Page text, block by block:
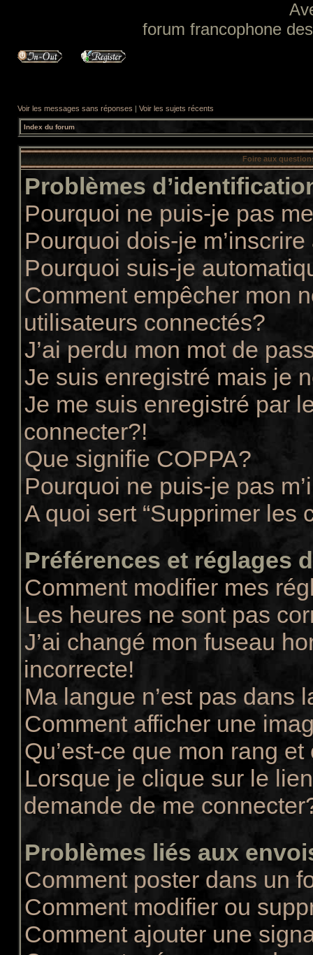
forum francophone
Voir les messages sans réponses | Voir les sujets récents
Index du forum
Foire aux
Problèmes
Pourquoi ne puis-je pas
Pourquoi dois-je
Pourquoi suis-je
Comment empêcher mon
utilisateurs connectés?
J’ai perdu mon mot de
Je suis enregistré mais je
Je me suis enregistré par
connecter?!
Que signifie COPPA?
Pourquoi ne puis-je pas
A quoi sert “Supprimer les
Préférences et réglages
Comment modifier mes
Les heures ne sont pas
J’ai changé mon fuseau
incorrecte!
Ma langue n’est pas dans
Comment afficher une
Qu’est-ce que mon rang
Lorsque je clique sur le
demande de me
Problèmes liés aux
Comment poster dans un
Comment modifier ou
Comment ajouter une